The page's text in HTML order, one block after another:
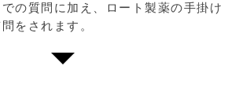
の質問に加え、ロート製薬の手掛け
をされます。